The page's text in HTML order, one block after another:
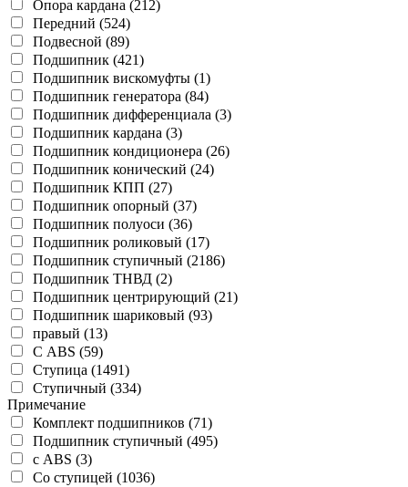
Опора кардана (212)
Передний (524)
Подвесной (89)
Подшипник (421)
Подшипник вискомуфты (1)
Подшипник генератора (84)
Подшипник дифференциала (3)
Подшипник кардана (3)
Подшипник кондиционера (26)
Подшипник конический (24)
Подшипник КПП (27)
Подшипник опорный (37)
Подшипник полуоси (36)
Подшипник роликовый (17)
Подшипник ступичный (2186)
Подшипник ТНВД (2)
Подшипник центрирующий (21)
Подшипник шариковый (93)
правый (13)
С ABS (59)
Ступица (1491)
Ступичный (334)
Примечание
Комплект подшипников (71)
Подшипник ступичный (495)
с ABS (3)
Со ступицей (1036)